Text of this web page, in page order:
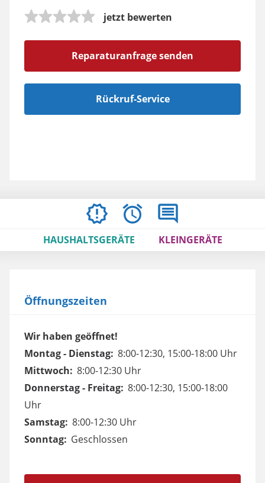
jetzt bewerten
Reparaturanfrage senden
Rückruf-Service
ÖFFNUNGSZEITEN
BEWERTUNGEN
IMPRESSUM
AGBS
HAUSHALTSGERÄTE KLEINGERÄTE
Öffnungszeiten
Wir haben geöffnet!
Montag - Dienstag: 8:00-12:30, 15:00-18:00 Uhr
Mittwoch: 8:00-12:30 Uhr
Donnerstag - Freitag: 8:00-12:30, 15:00-18:00
Uhr
Samstag: 8:00-12:30 Uhr
Sonntag: Geschlossen